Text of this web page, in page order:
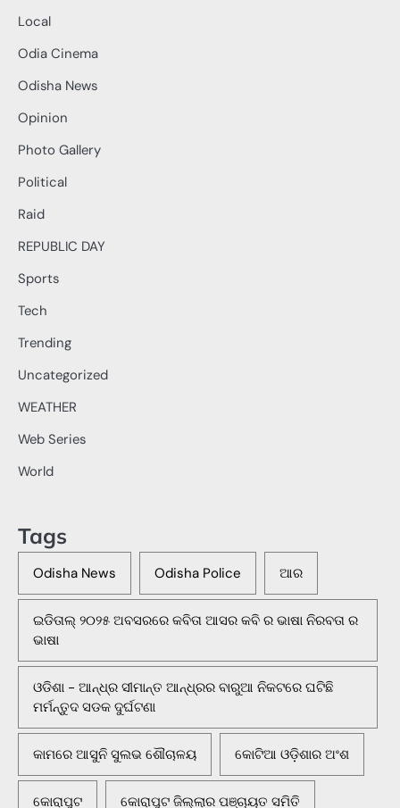
Local
Odia Cinema
Odisha News
Opinion
Photo Gallery
Political
Raid
REPUBLIC DAY
Sports
Tech
Trending
Uncategorized
WEATHER
Web Series
World
Tags
Odisha News Odisha Police ଆର
ଇଡିତାଲ୍ ୨୦୨୫ ଅବସରରେ କବିତା ଆସର କବି ର ଭାଷା ନିରବତା ର
ଭାଷା
ଓଡିଶା - ଆନ୍ଧ୍ର ସୀମାନ୍ତ ଆନ୍ଧ୍ରର ବାରୁଆ ନିକଟରେ ଘଟିଛି
ମର୍ମନ୍ତୁଦ ସଡକ ଦୁର୍ଘଟଣା
କାମରେ ଆସୁନି ସୁଲଭ ଶୌଚାଳୟ କୋଟିଆ ଓଡ଼ିଶାର ଅଂଶ
କୋରାପୁଟ କୋରାପୁଟ ଜିଲ୍ଲାର ପଞ୍ଚାୟତ ସମିତି